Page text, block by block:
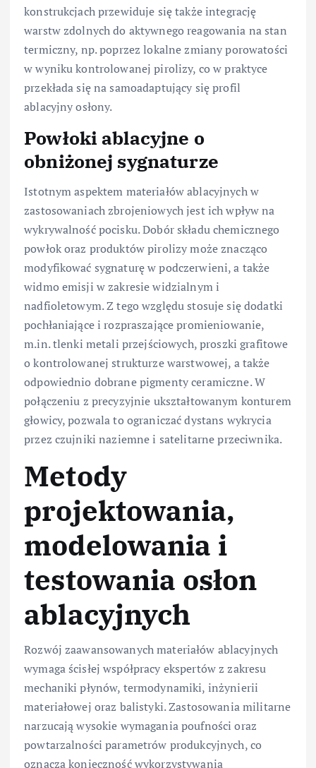
konstrukcjach przewiduje się także integrację
warstw zdolnych do aktywnego reagowania na stan
termiczny, np. poprzez lokalne zmiany porowatości
w wyniku kontrolowanej pirolizy, co w praktyce
przekłada się na samoadaptujący się profil
ablacyjny osłony.
Powłoki ablacyjne o
obniżonej sygnaturze
Istotnym aspektem materiałów ablacyjnych w
zastosowaniach zbrojeniowych jest ich wpływ na
wykrywalność pocisku. Dobór składu chemicznego
powłok oraz produktów pirolizy może znacząco
modyfikować sygnaturę w podczerwieni, a także
widmo emisji w zakresie widzialnym i
nadfioletowym. Z tego względu stosuje się dodatki
pochłaniające i rozpraszające promieniowanie,
m.in. tlenki metali przejściowych, proszki grafitowe
o kontrolowanej strukturze warstwowej, a także
odpowiednio dobrane pigmenty ceramiczne. W
połączeniu z precyzyjnie ukształtowanym konturem
głowicy, pozwala to ograniczać dystans wykrycia
przez czujniki naziemne i satelitarne przeciwnika.
Metody
projektowania,
modelowania i
testowania osłon
ablacyjnych
Rozwój zaawansowanych materiałów ablacyjnych
wymaga ścisłej współpracy ekspertów z zakresu
mechaniki płynów, termodynamiki, inżynierii
materiałowej oraz balistyki. Zastosowania militarne
narzucają wysokie wymagania poufności oraz
powtarzalności parametrów produkcyjnych, co
oznacza konieczność wykorzystywania